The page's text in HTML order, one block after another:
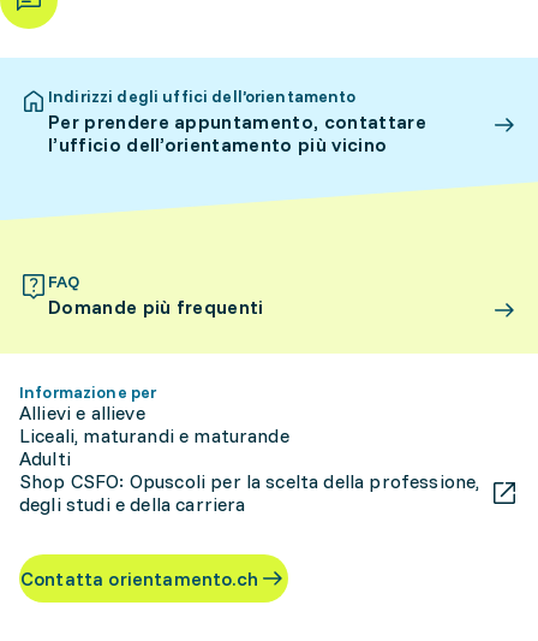
Indirizzi degli uffici dell’orientamento
Per prendere appuntamento, contattare
l’ufficio dell’orientamento più vicino
FAQ
Domande più frequenti
Informazione per
Allievi e allieve
Liceali, maturandi e maturande
Adulti
Shop CSFO: Opuscoli per la scelta della professione,
degli studi e della carriera
Contatta orientamento.ch